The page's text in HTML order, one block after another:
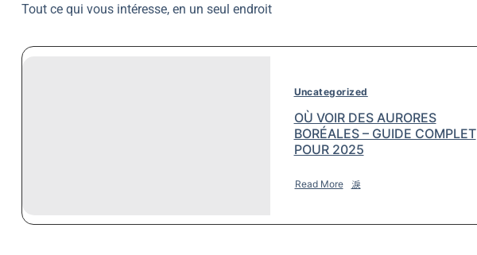
Tout ce qui vous intéresse, en un seul endroit
Uncategorized
OÙ VOIR DES AURORES
BORÉALES – GUIDE COMPLET
POUR 2025
Read More